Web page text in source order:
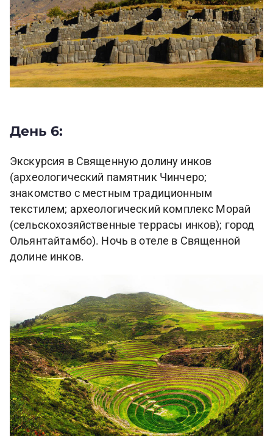
День 6:
Экскурсия в Священную долину инков
(археологический памятник Чинчеро;
знакомство с местным традиционным
текстилем; археологический комплекс Морай
(сельскохозяйственные террасы инков); город
Ольянтайтамбо). Ночь в отеле в Священной
долине инков.